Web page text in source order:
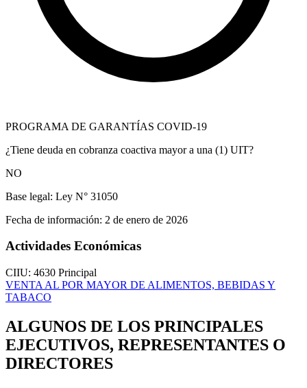
PROGRAMA DE GARANTÍAS COVID-19
¿Tiene deuda en cobranza coactiva mayor a una (1) UIT?
NO
Base legal: Ley N° 31050
Fecha de información: 2 de enero de 2026
Actividades Económicas
CIIU: 4630 Principal
VENTA AL POR MAYOR DE ALIMENTOS, BEBIDAS Y
TABACO
ALGUNOS DE LOS PRINCIPALES
EJECUTIVOS, REPRESENTANTES O
DIRECTORES